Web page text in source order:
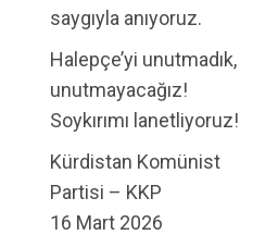
saygıyla anıyoruz.
Halepçe’yi unutmadık,
unutmayacağız!
Soykırımı lanetliyoruz!
Kürdistan Komünist
Partisi – KKP
16 Mart 2026